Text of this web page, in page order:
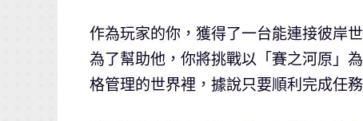
作為玩家的你，獲得了一台能連接彼岸
為了幫助他，你將挑戰以「賽之河原」
格管理的世界裡，據說只要順利完成任